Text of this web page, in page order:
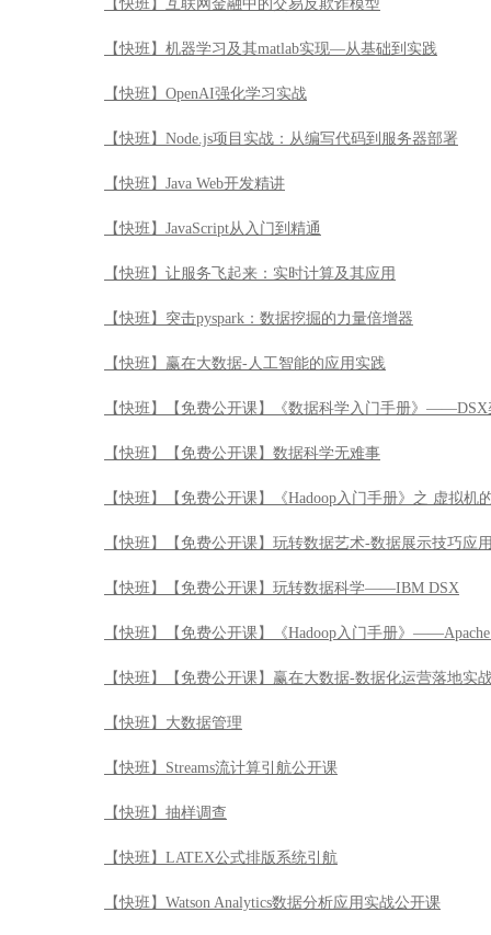
【快班】JavaScript从入门到精通
【快班】让服务飞起来：实时计算及其应用
【快班】突击pyspark：数据挖掘的力量倍增器
【快班】赢在大数据-人工智能的应用实践
【快班】【免费公开课】《数据科学入门手册》——DSX
【快班】【免费公开课】数据科学无难事
【快班】【免费公开课】《Hadoop入门手册》之 虚拟机
【快班】【免费公开课】玩转数据艺术-数据展示技巧应
【快班】【免费公开课】玩转数据科学——IBM DSX
【快班】【免费公开课】《Hadoop入门手册》——Apache
【快班】【免费公开课】赢在大数据-数据化运营落地实
【快班】大数据管理
【快班】Streams流计算引航公开课
【快班】抽样调查
【快班】LATEX公式排版系统引航
【快班】Watson Analytics数据分析应用实战公开课
【快班】数据陷阱解读
【快班】R七种武器之文本挖掘包tm
【快班】R七种武器之可视化JS库HTMLWidgets包
【快班】R七种武器之数据加工厂plyr
【快班】R七种武器之交互化展示包shiny